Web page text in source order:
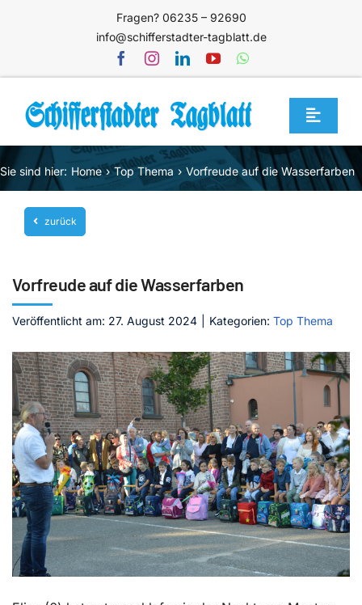
Fragen? 06235 – 92690
info@schifferstadter-tagblatt.de
Toggle
Home
Themen
Blog
Service
Mediathek
Jetzt abonnieren
Kontakt
Sie sind hier: Home Top Thema Vorfreude auf die Wasserfarben
zurück
Vorfreude auf die Wasserfarben
Veröffentlicht am: 27. August 2024 Kategorien: Top Thema